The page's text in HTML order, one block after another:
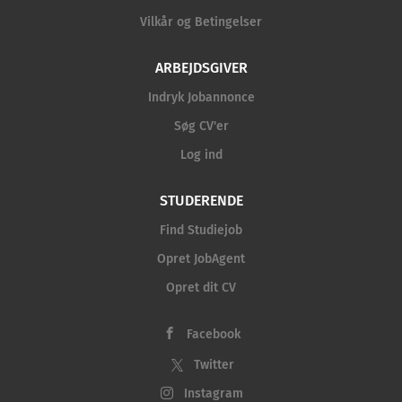
Vilkår og Betingelser
ARBEJDSGIVER
Indryk Jobannonce
Søg CV'er
Log ind
STUDERENDE
Find Studiejob
Opret JobAgent
Opret dit CV
Facebook
Twitter
Instagram